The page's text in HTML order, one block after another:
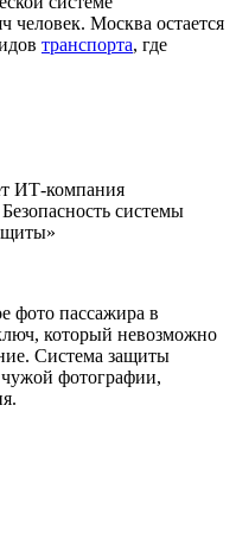
человек. Москва остается
транспорта, где
ИТ-компания
системы
фото пассажира в
который невозможно
Система защиты
чужой фотографии,